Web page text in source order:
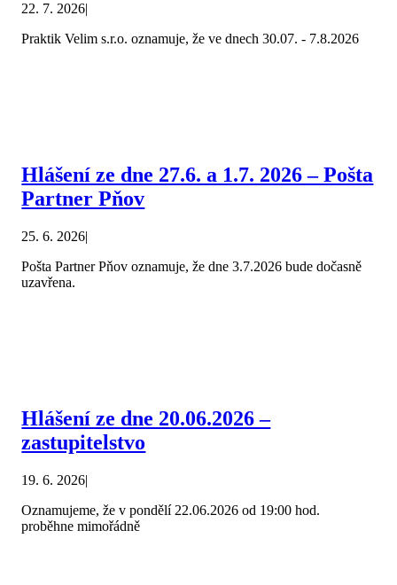
22. 7. 2026|
Praktik Velim s.r.o. oznamuje, že ve dnech 30.07. - 7.8.2026
Hlášení ze dne 27.6. a 1.7. 2026 – Pošta
Partner Pňov
25. 6. 2026|
Pošta Partner Pňov oznamuje, že dne 3.7.2026 bude dočasně
uzavřena.
Hlášení ze dne 20.06.2026 –
zastupitelstvo
19. 6. 2026|
Oznamujeme, že v pondělí 22.06.2026 od 19:00 hod.
proběhne mimořádně